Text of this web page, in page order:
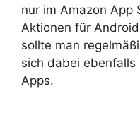
nur im Amazon App
Aktionen für
sollte man
sich dabei ebenfalls
Apps.